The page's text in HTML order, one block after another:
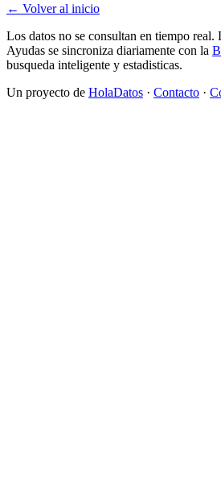
← Volver al inicio
Los datos no se consultan en tiempo real.
Ayudas se sincroniza diariamente con la
busqueda inteligente y estadisticas.
Un proyecto de HolaDatos · Contacto ·